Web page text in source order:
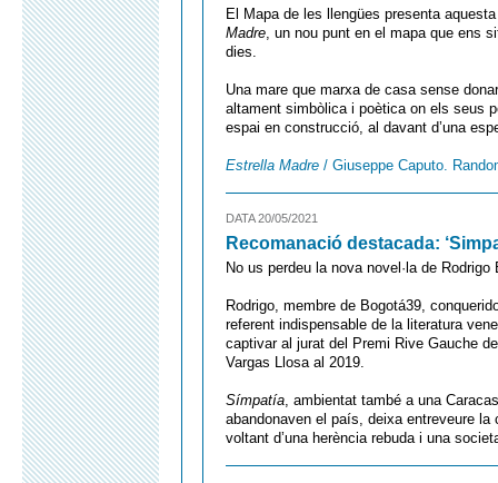
El Mapa de les llengües presenta
Madre, un nou punt en el mapa que ens
dies.
Una mare que marxa de casa sense
altament simbòlica i poètica on els seus
espai en construcció, al davant d’una
Estrella Madre / Giuseppe Caputo.
DATA 20/05/2021
Recomanació destacada:
No us perdeu la nova novel·la de
Rodrigo, membre de Bogotá39,
referent indispensable de la literatura
captivar al jurat del Premi Rive Gauche
Vargas Llosa al 2019.
Símpatía, ambientat també a una
abandonaven el país, deixa entreveure
voltant d’una herència rebuda i una